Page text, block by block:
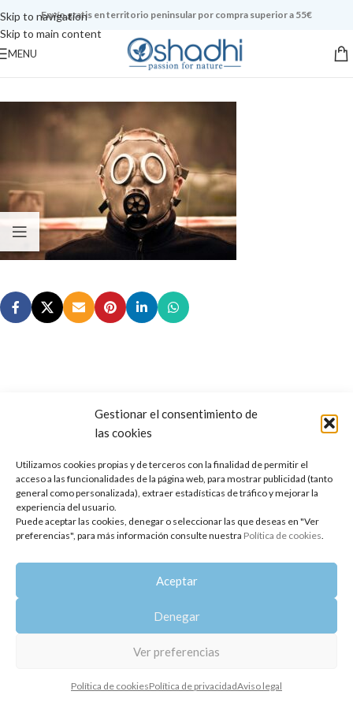
Gestionar el consentimiento de
las cookies
Utilizamos cookies propias y de terceros con la finalidad de permitir el
acceso a las funcionalidades de la página web, para mostrar publicidad (tanto
general como personalizada), extraer estadísticas de tráfico y mejorar la
experiencia del usuario.
Puede aceptar las cookies, denegar o seleccionar las que deseas en "Ver
preferencias", para más información consulte nuestra Política de cookies.
Aceptar
Denegar
Ver preferencias
Política de cookiesPolítica de privacidadAviso legal
Skip to navigation
Skip to main content
Envío gratis en territorio peninsular por compra superior a 55€
MENU
Copyright 2014-2025
Política de privacidad Aviso legal | Política de cookies